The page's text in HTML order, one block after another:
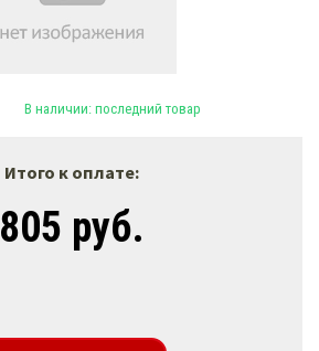
В наличии: последний товар
Итого к оплате:
805 руб.